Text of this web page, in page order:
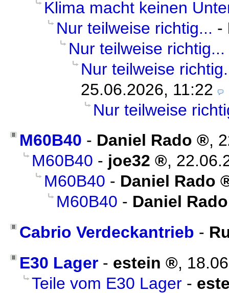
Klima macht keinen
Nur teilweise richtig... -
Nur teilweise richtig...
Nur teilweise
25.06.2026, 11:22
Nur teilweise
M60B40 - Daniel Rado ,
M60B40 - joe32 ,
M60B40 - Daniel Rado
M60B40 - Daniel Rado
Cabrio Verdeckantrieb -
E30 Lager - estein ,
Teile vom E30 Lager -